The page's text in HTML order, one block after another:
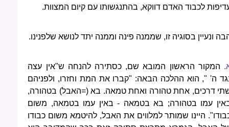
לכבוד האדם דווקא, בהתנגשותו עם קיום המצוות.
ונעיין בסוגיה זו, שממנה פינה וממנה יתד לנושא שלפנינו.
המקור הראשון המובא שם, כסתירה להנחה ש"אין עצה
ה' ", הוא ההלכה הבאה: "קברו את המת וחזרו, ולפניהם
דרכים, אחת טהורה ואחת טמאה. בא (=האבל) בטהורה,
עמו בטהורה; בא בטמאה - באין עמו בטמאה, משום
היינו שמותר למלווים את האבל, להיטמא משום כבודו